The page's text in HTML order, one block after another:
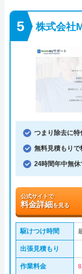
株式会社
つまり除去に特
無料見積もり
24時間年中無
公式サイトで
料金詳細を見る
駆けつけ時間
出張見積もり
作業料金